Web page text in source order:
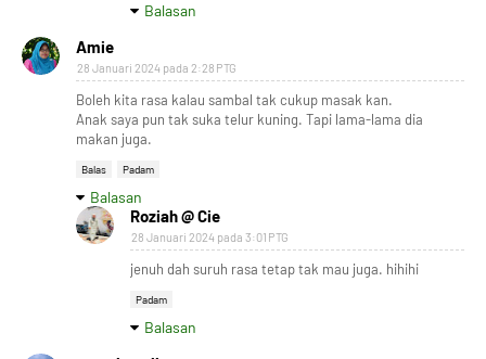
Balasan
Amie
28 Januari 2024 pada 2:28 PTG
Boleh kita rasa kalau sambal tak cukup masak kan.
Anak saya pun tak suka telur kuning. Tapi lama-lama dia
makan juga.
Balas Padam
Balasan
Roziah @ Cie
28 Januari 2024 pada 3:01 PTG
jenuh dah suruh rasa tetap tak mau juga. hihihi
Padam
Balasan